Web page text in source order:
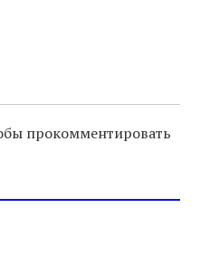
прокомментировать